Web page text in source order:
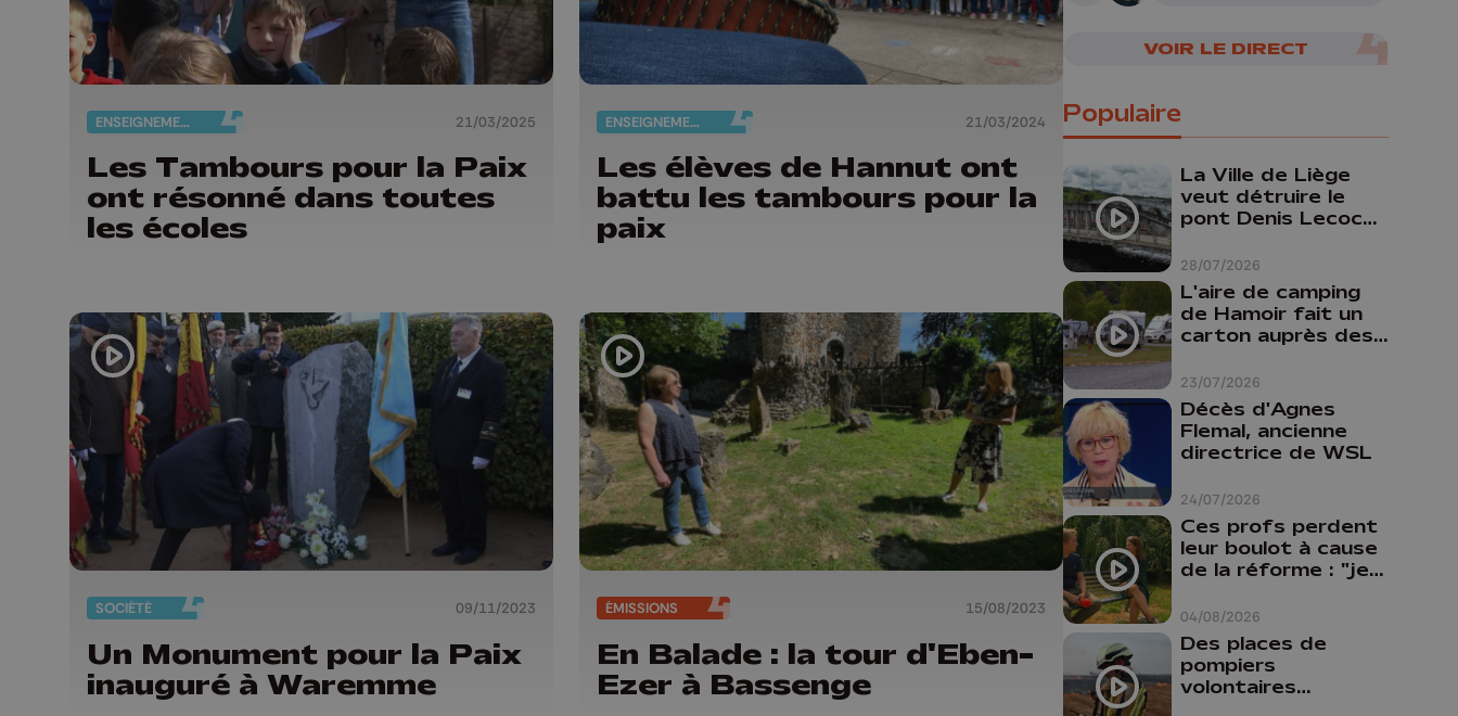
ENSEIGNEMENT 21/03/2025
Les Tambours pour la Paix
ont résonné dans toutes
les écoles
ENSEIGNEMENT 21/03/2024
Les élèves de Hannut ont
battu les tambours pour la
paix
SOCIÉTÉ 09/11/2023
Un Monument pour la Paix
inauguré à Waremme
ÉMISSIONS 15/08/2023
En Balade : la tour d'Eben-
Ezer à Bassenge
VOIR LE DIRECT
Populaire
28/07/2026
La Ville de Liège
veut détruire le
pont Denis Lecocq
budget pour le
faire
23/07/2026
L'aire de camping
de Hamoir fait un
carton auprès des
24/07/2026
Décès d'Agnes
Flemal, ancienne
directrice de WSL
04/08/2026
Ces profs perdent
leur boulot à cause
de la réforme : "je
comme prof que
comme
pharmacienne"
Des places de
pompiers
volontaires